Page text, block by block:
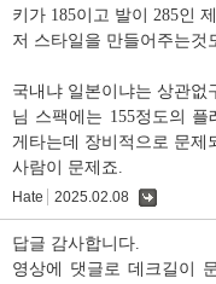
키가 185이고 발이 285인
저 스타일을 만들어주는것
국내냐 일본이냐는 상관없
님 스팩에는 155정도의
게타는데 장비적으로 문제
사람이 문제죠.
Hate 2025.02.08
답글 감사합니다.
영상에 댓글로 데크길이